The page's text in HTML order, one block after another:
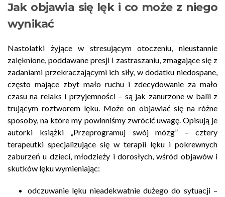
Jak objawia się lęk i co może z niego
wynikać
Nastolatki żyjące w stresującym otoczeniu, nieustannie
zalęknione, poddawane presji i zastraszaniu, zmagające się z
zadaniami przekraczającymi ich siły, w dodatku niedospane,
często mające zbyt mało ruchu i zdecydowanie za mało
czasu na relaks i przyjemności – są jak zanurzone w balii z
trującym roztworem lęku. Może on objawiać się na różne
sposoby, na które my powinniśmy zwrócić uwagę. Opisują je
autorki książki „Przeprogramuj swój mózg” – cztery
terapeutki specjalizujące się w terapii lęku i pokrewnych
zaburzeń u dzieci, młodzieży i dorosłych, wśród objawów i
skutków lęku wymieniając:
odczuwanie lęku nieadekwatnie dużego do sytuacji –